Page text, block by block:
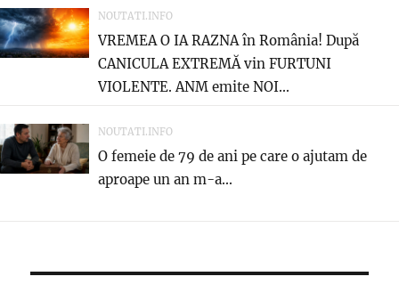
NOUTATI.INFO
VREMEA O IA RAZNA în România! După
CANICULA EXTREMĂ vin FURTUNI
VIOLENTE. ANM emite NOI...
NOUTATI.INFO
O femeie de 79 de ani pe care o ajutam de
aproape un an m-a...